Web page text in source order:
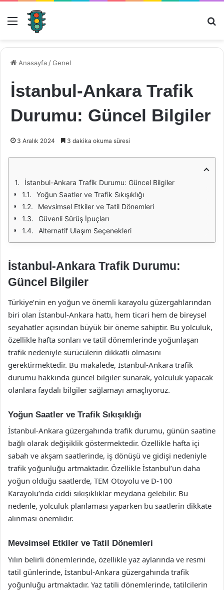
Menü
Anasayfa /Genel
İstanbul-Ankara Trafik
Durumu: Güncel Bilgiler
3 Aralık 2024 3 dakika okuma süresi
İstanbul-Ankara Trafik Durumu: Güncel Bilgiler
Yoğun Saatler ve Trafik Sıkışıklığı
Mevsimsel Etkiler ve Tatil Dönemleri
Güvenli Sürüş İpuçları
Alternatif Ulaşım Seçenekleri
İstanbul-Ankara Trafik Durumu:
Güncel Bilgiler
Türkiye’nin en yoğun ve önemli karayolu güzergahlarından
biri olan İstanbul-Ankara hattı, hem ticari hem de bireysel
seyahatler açısından büyük bir öneme sahiptir. Bu yolculuk,
özellikle hafta sonları ve tatil dönemlerinde yoğunlaşan
trafik nedeniyle sürücülerin dikkatli olmasını
gerektirmektedir. Bu makalede, İstanbul-Ankara trafik
durumu hakkında güncel bilgiler sunarak, yolculuk yapacak
olanlara faydalı bilgiler sağlamayı amaçlıyoruz.
Yoğun Saatler ve Trafik Sıkışıklığı
İstanbul-Ankara güzergahında trafik durumu, günün saatine
bağlı olarak değişiklik göstermektedir. Özellikle hafta içi
sabah ve akşam saatlerinde, iş dönüşü ve gidişi nedeniyle
trafik yoğunluğu artmaktadır. Özellikle İstanbul’un daha
yoğun olduğu saatlerde, TEM Otoyolu ve D-100
Karayolu’nda ciddi sıkışıklıklar meydana gelebilir. Bu
nedenle, yolculuk planlaması yaparken bu saatlerin dikkate
alınması önemlidir.
Mevsimsel Etkiler ve Tatil Dönemleri
Yılın belirli dönemlerinde, özellikle yaz aylarında ve resmi
tatil günlerinde, İstanbul-Ankara güzergahında trafik
yoğunluğu artmaktadır. Yaz tatili dönemlerinde, tatilcilerin